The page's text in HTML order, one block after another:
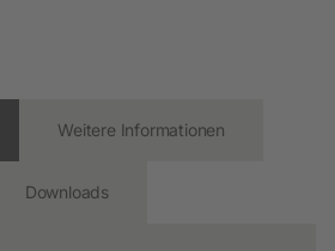
Weitere Informationen
Downloads